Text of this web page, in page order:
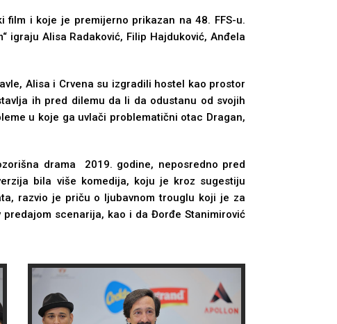
film i koje je premijerno prikazan na 48. FFS-u.
igraju Alisa Radaković, Filip Hajduković, Anđela
Alisa i Crvena su izgradili hostel kao prostor
ih pred dilemu da li da odustanu od svojih
u koje ga uvlači problematični otac Dragan,
drama 2019. godine, neposredno pred
bila više komedija, koju je kroz sugestiju
razvio je priču o lјubavnom trouglu koji je za
scenarija, kao i da Đorđe Stanimirović